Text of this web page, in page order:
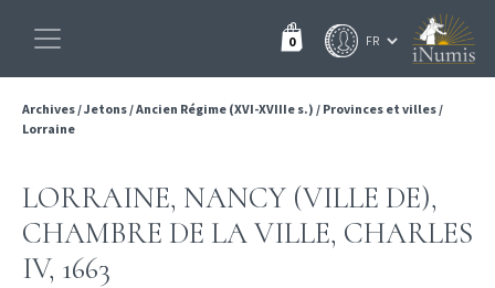
0
Archives/Jetons/Ancien Régime (XVI-XVIIIe s.) / Provinces et villes/
Lorraine
LORRAINE, NANCY (VILLE DE),
CHAMBRE DE LA VILLE, CHARLES
IV, 1663